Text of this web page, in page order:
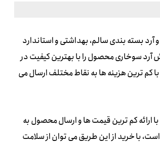
بسته بندی سالم، بهداشتی و استاندارد
سوخاری محصول را با بهترین کیفیت در
ترین هزینه ها به نقاط مختلف ارسال می
ارائه کم ترین قیمت ها و ارسال محصول به
با خرید از این طریق می توان از سلامت